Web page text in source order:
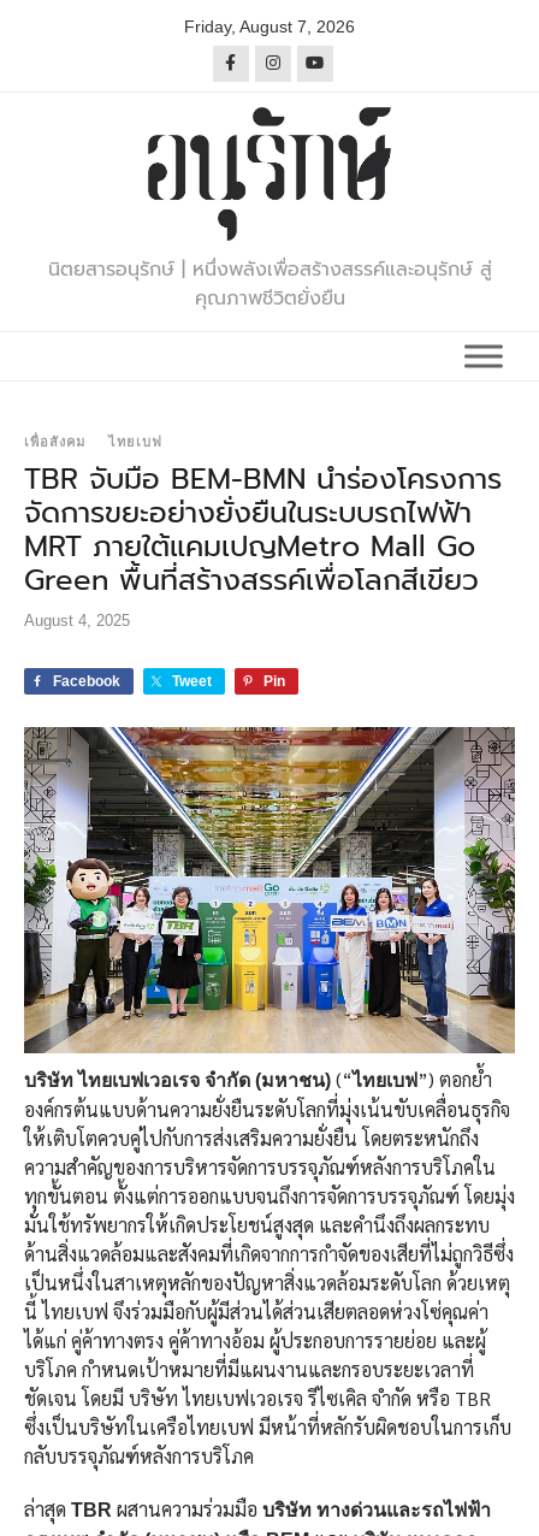
Friday, August 7, 2026
นิตยสารอนุรักษ์ | หนึ่งพลังเพื่อสร้างสรรค์และอนุรักษ์ สู่
คุณภาพชีวิตยั่งยืน
เพื่อสังคม ไทยเบฟ
TBR จับมือ BEM-BMN นำร่องโครงการ
จัดการขยะอย่างยั่งยืนในระบบรถไฟฟ้า
MRT ภายใต้แคมเปญMetro Mall Go
Green พื้นที่สร้างสรรค์เพื่อโลกสีเขียว
August 4, 2025
Facebook Tweet Pin
บริษัท ไทยเบฟเวอเรจ จำกัด (มหาชน) (“ไทยเบฟ ”) ตอกย้ำ
องค์กรต้นแบบด้านความยั่งยืนระดับโลกที่มุ่งเน้นขับเคลื่อนธุรกิจ
ให้เติบโตควบคู่ไปกับการส่งเสริมความยั่งยืน โดยตระหนักถึง
ความสำคัญของการบริหารจัดการบรรจุภัณฑ์หลังการบริโภคใน
ทุกขั้นตอน ตั้งแต่การออกแบบจนถึงการจัดการบรรจุภัณฑ์ โดยมุ่ง
มั่นใช้ทรัพยากรให้เกิดประโยชน์สูงสุด และคำนึงถึงผลกระทบ
ด้านสิ่งแวดล้อมและสังคมที่เกิดจากการกำจัดของเสียที่ไม่ถูกวิธีซึ่ง
เป็นหนึ่งในสาเหตุหลักของปัญหาสิ่งแวดล้อมระดับโลก ด้วยเหตุ
นี้ ไทยเบฟ จึงร่วมมือกับผู้มีส่วนได้ส่วนเสียตลอดห่วงโซ่คุณค่า
ได้แก่ คู่ค้าทางตรง คู่ค้าทางอ้อม ผู้ประกอบการรายย่อย และผู้
บริโภค กำหนดเป้าหมายที่มีแผนงานและกรอบระยะเวลาที่
ชัดเจน โดยมี บริษัท ไทยเบฟเวอเรจ รีไซเคิล จำกัด หรือ TBR
ซึ่งเป็นบริษัทในเครือไทยเบฟ มีหน้าที่หลักรับผิดชอบในการเก็บ
กลับบรรจุภัณฑ์หลังการบริโภค
ล่าสุด TBR ผสานความร่วมมือ บริษัท ทางด่วนและรถไฟฟ้า